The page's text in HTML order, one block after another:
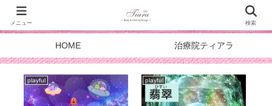
HOME 治療院ティアラ
playful playful
メニュー 検索